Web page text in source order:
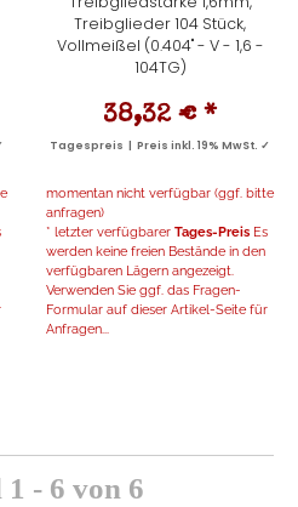
Treibglieder 104 Stück,
Vollmeißel (0.404" - V - 1,6 -
104TG)
38,32 € *
Tagespreis | Preis inkl. 19% MwSt. ✓
momentan nicht verfügbar (ggf. bitte
anfragen)
* letzter verfügbarer Tages-Preis Es
werden keine freien Bestände in den
verfügbaren Lägern angezeigt.
Verwenden Sie ggf. das Fragen-
Formular auf dieser Artikel-Seite für
Anfragen...
- 6 von 6